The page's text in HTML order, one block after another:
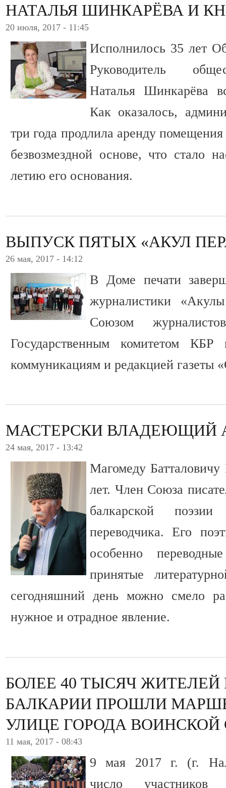
НАТАЛЬЯ ШИНКАРЁВА И
20 июля, 2017 - 11:45
Исполнилось 35 лет
Руководитель
Наталья Шинкарёва
Как оказалось,
три года продлила аренду
безвозмездной основе, что стало
летию его основания.
ВЫПУСК ПЯТЫХ «АКУЛ
26 мая, 2017 - 14:12
В Доме печати
журналистики
Союзом
Государственным комитетом
коммуникациям и редакцией газеты
МАСТЕРСКИ ВЛАДЕЮЩИЙ
24 мая, 2017 - 13:42
Магомеду
лет. Член Союза
балкарской
переводчика. Его
особенно
принятые
сегодняшний день можно смело
нужное и отрадное явление.
БОЛЕЕ 40 ТЫСЯЧ
БАЛКАРИИ ПРОШЛИ
УЛИЦЕ ГОРОДА
11 мая, 2017 - 08:43
9 мая 2017 г. (г.
число участников